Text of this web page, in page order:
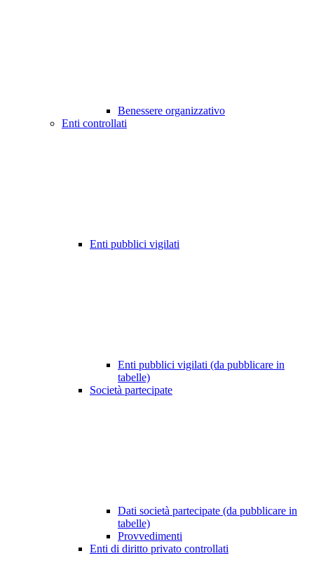
Benessere organizzativo
Enti controllati
Enti pubblici vigilati
Enti pubblici vigilati (da pubblicare in
tabelle)
Società partecipate
Dati società partecipate (da pubblicare in
tabelle)
Provvedimenti
Enti di diritto privato controllati